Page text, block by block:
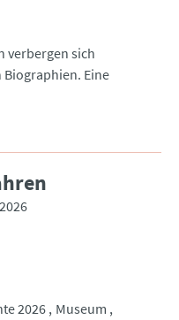
verbergen sich
Eine
2026 Museum